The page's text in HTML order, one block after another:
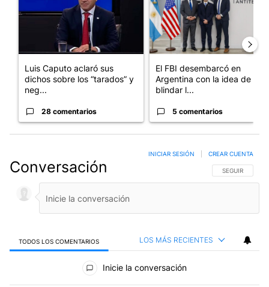
Luis Caputo aclaró sus
dichos sobre los “tarados” y
neg...
28 comentarios
El FBI desembarcó en
Argentina con la idea de
blindar l...
5 comentarios
Conversación SIGA ESTA
SEGUIR
INICIAR SESIÓN CREAR CUENTA
TODOS LOS COMENTARIOS LOS MÁS RECIENTES
Todos los comentarios
Inicie la conversación